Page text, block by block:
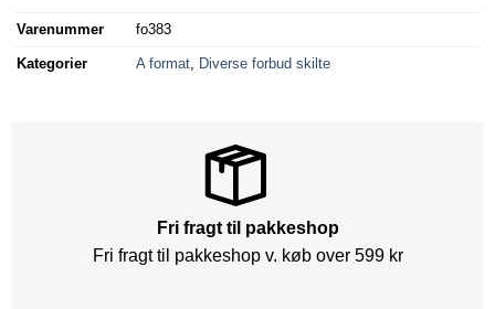
Varenummer fo383
Kategorier A format, Diverse forbud skilte
Fri fragt til pakkeshop
Fri fragt til pakkeshop v. køb over 599 kr